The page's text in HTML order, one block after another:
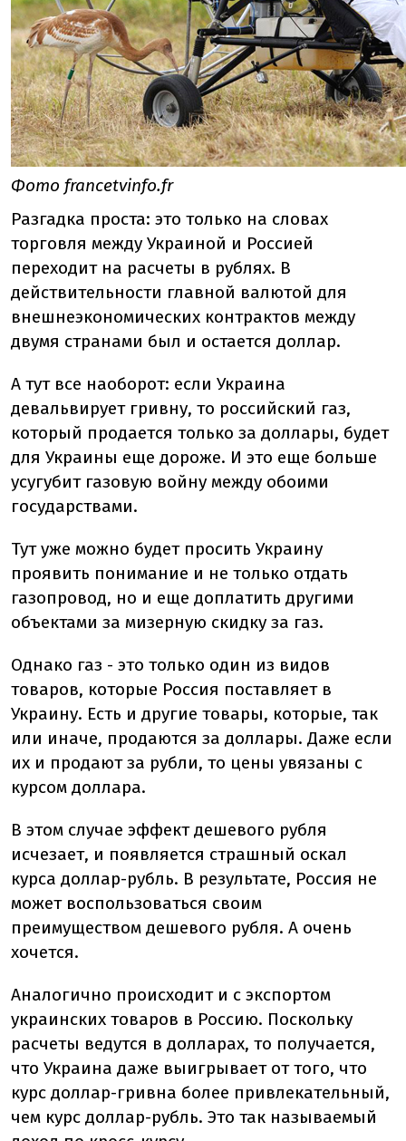
Фото francetvinfo.fr
Разгадка проста: это только на словах
торговля между Украиной и Россией
переходит на расчеты в рублях. В
действительности главной валютой для
внешнеэкономических контрактов между
двумя странами был и остается доллар.
А тут все наоборот: если Украина
девальвирует гривну, то российский газ,
который продается только за доллары, будет
для Украины еще дороже. И это еще больше
усугубит газовую войну между обоими
государствами.
Тут уже можно будет просить Украину
проявить понимание и не только отдать
газопровод, но и еще доплатить другими
объектами за мизерную скидку за газ.
Однако газ - это только один из видов
товаров, которые Россия поставляет в
Украину. Есть и другие товары, которые, так
или иначе, продаются за доллары. Даже если
их и продают за рубли, то цены увязаны с
курсом доллара.
В этом случае эффект дешевого рубля
исчезает, и появляется страшный оскал
курса доллар-рубль. В результате, Россия не
может воспользоваться своим
преимуществом дешевого рубля. А очень
хочется.
Аналогично происходит и с экспортом
украинских товаров в Россию. Поскольку
расчеты ведутся в долларах, то получается,
что Украина даже выигрывает от того, что
курс доллар-гривна более привлекательный,
чем курс доллар-рубль. Это так называемый